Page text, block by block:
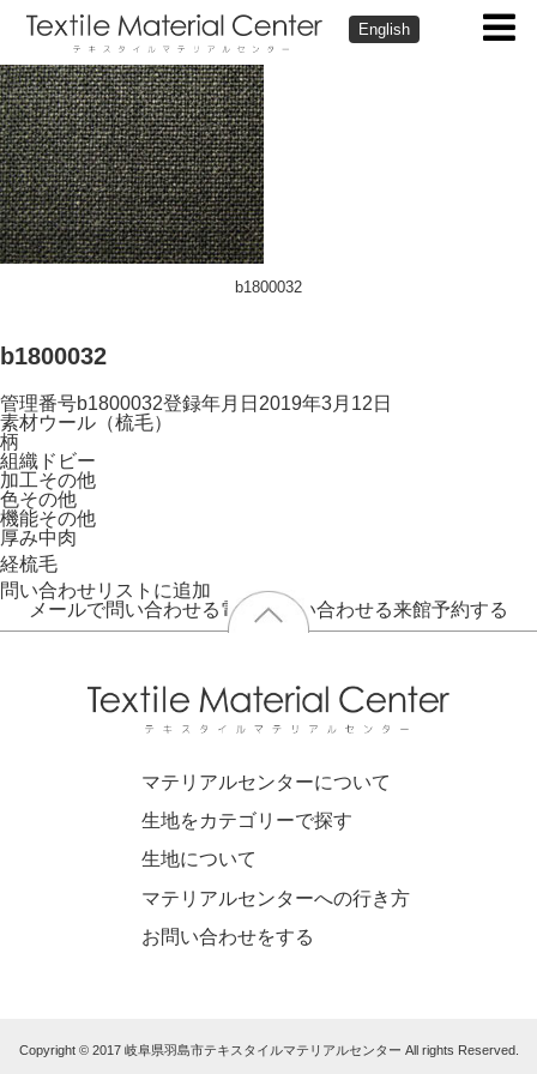
English
b1800032
b1800032
管理番号b1800032登録年月日 2019年3月12日
素材ウール（梳毛）
柄
組織 ドビー
加工その他
色その他
機能その他
厚み中肉
経梳毛
問い合わせリストに追加
メールで問い合わせる電話で問い合わせる来館予約する
マテリアルセンターについて
生地をカテゴリーで探す
生地について
マテリアルセンターへの行き方
お問い合わせをする
Copyright © 2017 岐阜県羽島市テキスタイルマテリアルセンター All rights Reserved.